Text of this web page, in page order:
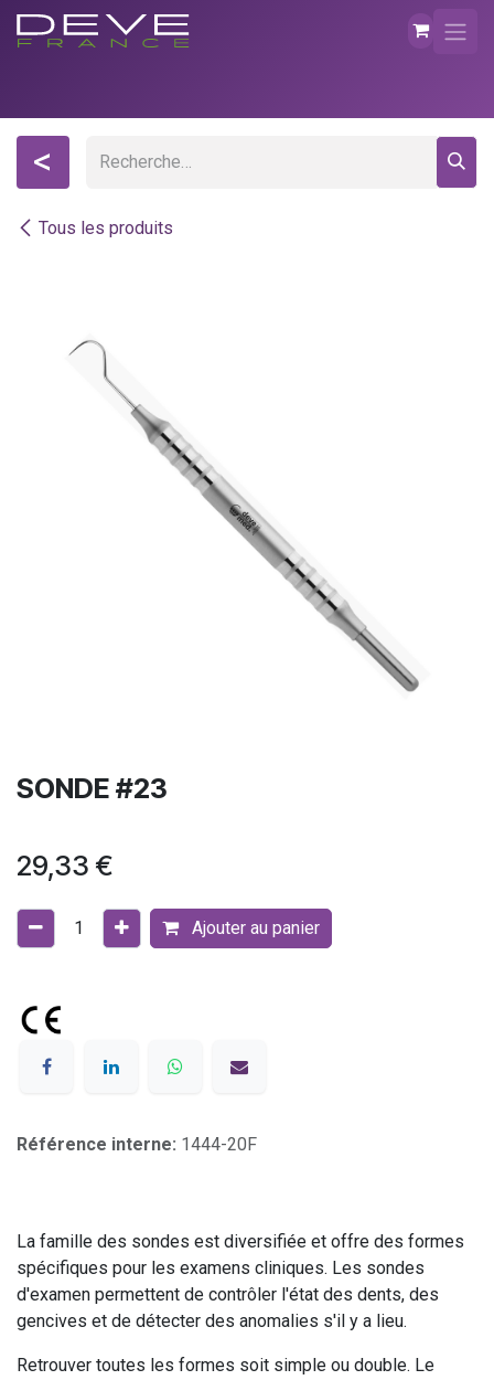
Se rendre au contenu
Tous les produits
<
SONDE #23
29,33 €
Ajouter au panier
Référence interne: 1444-20F
La famille des sondes est diversifiée et offre des formes
spécifiques pour les examens cliniques. Les sondes
d'examen permettent de contrôler l'état des dents, des
gencives et de détecter des anomalies s'il y a lieu.
Retrouver toutes les formes soit simple ou double. Le